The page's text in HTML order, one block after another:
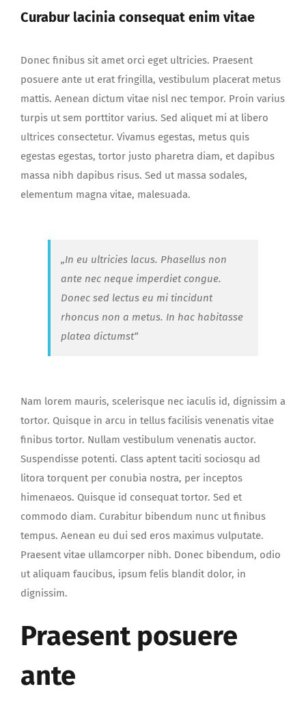
Curabur lacinia consequat enim vitae
Donec finibus sit amet orci eget ultricies. Praesent
posuere ante ut erat fringilla, vestibulum placerat metus
mattis. Aenean dictum vitae nisl nec tempor. Proin varius
turpis ut sem porttitor varius. Sed aliquet mi at libero
ultrices consectetur. Vivamus egestas, metus quis
egestas egestas, tortor justo pharetra diam, et dapibus
massa nibh dapibus risus. Sed ut massa sodales,
elementum magna vitae, malesuada.
„In eu ultricies lacus. Phasellus non
ante nec neque imperdiet congue.
Donec sed lectus eu mi tincidunt
rhoncus non a metus. In hac habitasse
platea dictumst“
Nam lorem mauris, scelerisque nec iaculis id, dignissim a
tortor. Quisque in arcu in tellus facilisis venenatis vitae
finibus tortor. Nullam vestibulum venenatis auctor.
Suspendisse potenti. Class aptent taciti sociosqu ad
litora torquent per conubia nostra, per inceptos
himenaeos. Quisque id consequat tortor. Sed et
commodo diam. Curabitur bibendum nunc ut finibus
tempus. Aenean eu dui sed eros maximus vulputate.
Praesent vitae ullamcorper nibh. Donec bibendum, odio
ut aliquam faucibus, ipsum felis blandit dolor, in
dignissim.
Praesent posuere
ante